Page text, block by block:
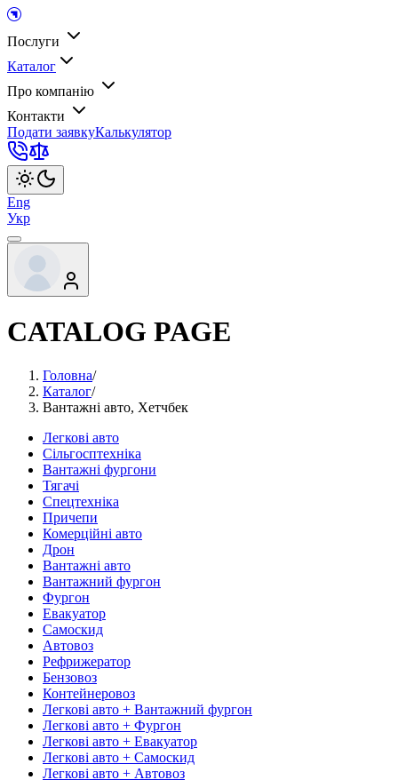
Послуги
Каталог
Про компанію
Контакти
Подати заявкуКалькулятор
Eng
Укр
CATALOG PAGE
Головна/
Каталог/
Вантажні авто, Хетчбек
Легкові авто
Сільгосптехніка
Вантажні фургони
Тягачі
Спецтехніка
Причепи
Комерційні авто
Дрон
Вантажні авто
Вантажний фургон
Фургон
Евакуатор
Самоскид
Автовоз
Рефрижератор
Бензовоз
Контейнеровоз
Легкові авто + Вантажний фургон
Легкові авто + Фургон
Легкові авто + Евакуатор
Легкові авто + Самоскид
Легкові авто + Автовоз